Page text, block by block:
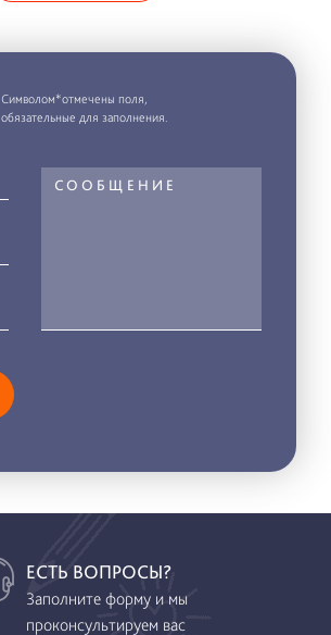
Символом*отмечены поля,
обязательные для заполнения.
ЕСТЬ ВОПРОСЫ?
Заполните форму и мы
проконсультируем вас